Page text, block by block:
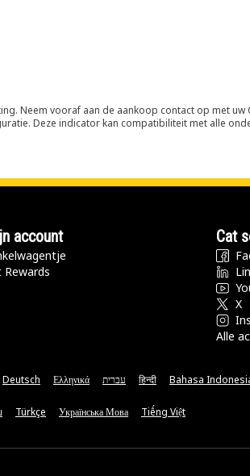
Neem vooraf aan de aankoop contact op met uw
Deze indicator kan compatibiliteit met alle
account
Rewards
Cat
X
Alle
Deutsch Ελληνικά עברית हिन्दी Bahasa
Türkçe Українська Мова Tiếng Việt